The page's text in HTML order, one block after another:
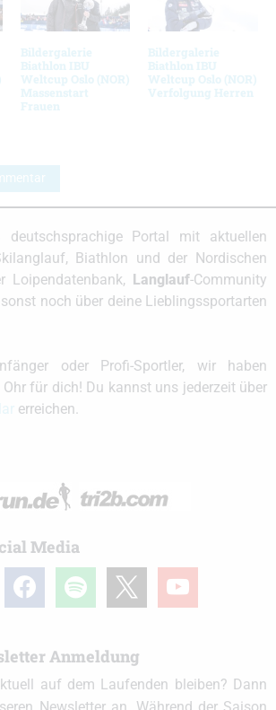
Bildergalerie
Biathlon IBU
Weltcup Oslo (NOR)
Massenstart
Frauen
Bildergalerie
Biathlon IBU
Weltcup Oslo (NOR)
Verfolgung Herren
deutschsprachige Portal mit aktuellen
Biathlon und der Nordischen
Loipendatenbank,
Langlauf-Community
noch über deine Lieblingssportarten
oder Profi-Sportler, wir haben
für dich! Du kannst uns jederzeit über
erreichen.
Media
facebook spotify youtube
Anmeldung
auf dem Laufenden bleiben? Dann